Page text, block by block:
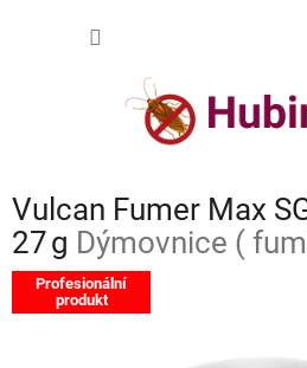
Vulcan Fumer Max
27 g Dýmovnice (
Profesionální
produkt